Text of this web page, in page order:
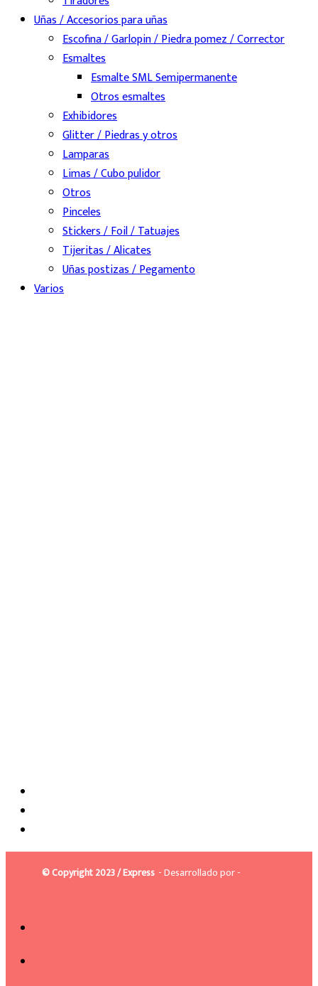
Uñas / Accesorios para uñas
Escofina / Garlopin / Piedra pomez / Corrector
Esmaltes
Esmalte SML Semipermanente
Otros esmaltes
Exhibidores
Glitter / Piedras y otros
Lamparas
Limas / Cubo pulidor
Otros
Pinceles
Stickers / Foil / Tatuajes
Tijeritas / Alicates
Uñas postizas / Pegamento
Varios
© Copyright 2023 / Express - Desarrollado por -